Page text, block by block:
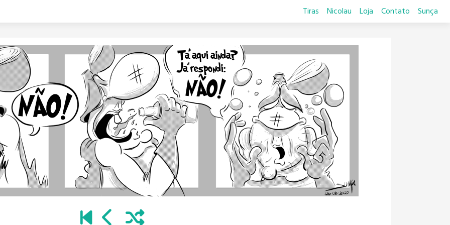
Tiras Nicolau Loja Contato Sunça